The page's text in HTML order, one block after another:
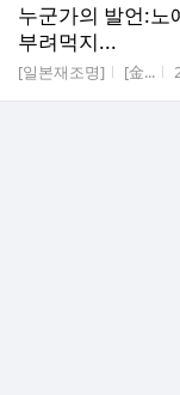
누군가의 발언:노
부려먹지...
게시판명
[일본재조명] 작성자
[金...